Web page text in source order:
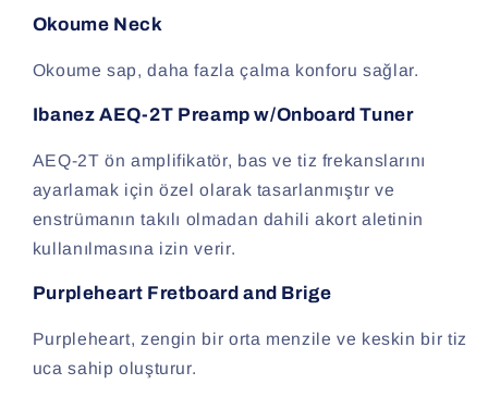
Okoume Neck
Okoume sap, daha fazla çalma konforu sağlar.
Ibanez AEQ-2T Preamp w/Onboard Tuner
AEQ-2T ön amplifikatör, bas ve tiz frekanslarını
ayarlamak için özel olarak tasarlanmıştır ve
enstrümanın takılı olmadan dahili akort aletinin
kullanılmasına izin verir.
Purpleheart Fretboard and Brige
Purpleheart, zengin bir orta menzile ve keskin bir tiz
uca sahip oluşturur.